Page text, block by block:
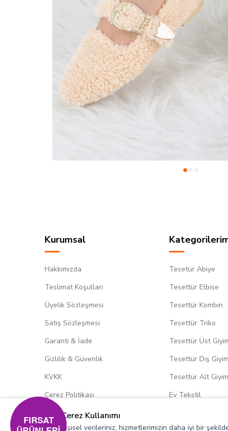
Kurumsal
Hakkımızda
Teslimat Koşulları
Üyelik Sözleşmesi
Satış Sözleşmesi
Garanti & İade
Gizlilik & Güvenlik
KVKK
Çerez Politikası
Tesetür Abiye
Tesettür Elbise
Tesettür Kombin
Tesettür Triko
Tesettür Üst
Tesettür Dış Giyim
Tesettür Alt Giyim
Ev Tekstil
Çerez Kullanımı
Kişisel verileriniz, hizmetlerimizin daha iyi bir
FIRSAT